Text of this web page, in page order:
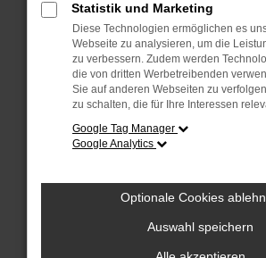
Betriebssystem auf dem
sind.
Veraltete Software birgt nicht
Sicherheitsrisiko, sondern kann
führen, dass bestimmte
unterstützt werden.
Wende dich an den
hast, kontaktiere uns bitte. Wir
versuchen, das Problem zu
uns diesen Text schicken, um uns
Fehlersuche zu unterstützen:
Statistik und Marketing
Diese Technologien ermöglichen es
Webseite zu analysieren, um die
zu verbessern. Zudem werden
die von dritten Werbetreibenden
Sie auf anderen Webseiten zu
zu schalten, die für Ihre Interessen
Google Tag Manager
Google Analytics
Optionale Cookies
Auswahl speichern